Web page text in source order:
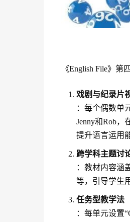
《English File》
戏剧与纪录片
：每个偶数单
Jenny和Rob，
提升语言运用
跨学科主题讨
：教材内容涵
等，引导学生
任务型教学法
：每单元设置